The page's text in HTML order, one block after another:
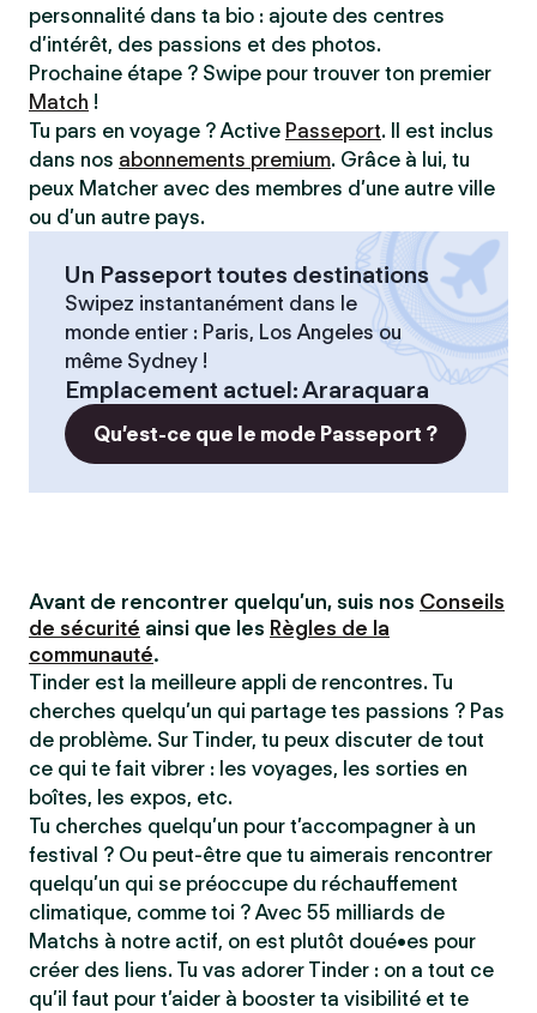
personnalité dans ta bio : ajoute des centres
d’intérêt, des passions et des photos.
Prochaine étape ? Swipe pour trouver ton premier
Match !
Tu pars en voyage ? Active Passeport. Il est inclus
dans nos abonnements premium. Grâce à lui, tu
peux Matcher avec des membres d’une autre ville
ou d’un autre pays.
Un Passeport toutes destinations
Swipez instantanément dans le
monde entier : Paris, Los Angeles ou
même Sydney !
Emplacement actuel:Araraquara
Qu’est-ce que le mode Passeport ?
Avant de rencontrer quelqu’un, suis nos Conseils
de sécurité ainsi que les Règles de la
communauté.
Tinder est la meilleure appli de rencontres. Tu
cherches quelqu’un qui partage tes passions ? Pas
de problème. Sur Tinder, tu peux discuter de tout
ce qui te fait vibrer : les voyages, les sorties en
boîtes, les expos, etc.
Tu cherches quelqu’un pour t’accompagner à un
festival ? Ou peut-être que tu aimerais rencontrer
quelqu’un qui se préoccupe du réchauffement
climatique, comme toi ? Avec 55 milliards de
Matchs à notre actif, on est plutôt doué•es pour
créer des liens. Tu vas adorer Tinder : on a tout ce
qu’il faut pour t’aider à booster ta visibilité et te